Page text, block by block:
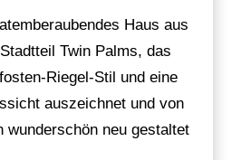
Haus aus
Twin Palms, das
Riegel-Stil und eine
auszeichnet und von
wunderschön neu gestaltet